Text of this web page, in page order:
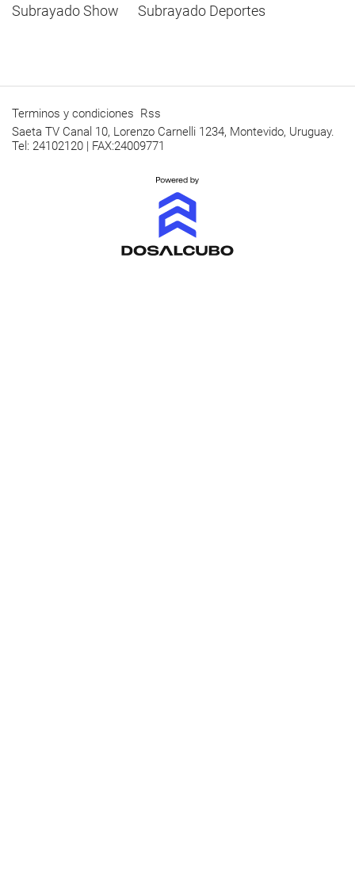
Subrayado Show Subrayado Deportes
Terminos y condiciones Rss
Saeta TV Canal 10, Lorenzo Carnelli 1234, Montevido, Uruguay.
Tel: 24102120 | FAX:24009771